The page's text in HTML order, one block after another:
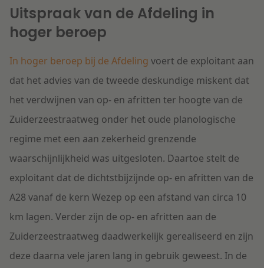
Uitspraak van de Afdeling in
hoger beroep
In hoger beroep bij de Afdeling voert de exploitant aan
dat het advies van de tweede deskundige miskent dat
het verdwijnen van op- en afritten ter hoogte van de
Zuiderzeestraatweg onder het oude planologische
regime met een aan zekerheid grenzende
waarschijnlijkheid was uitgesloten. Daartoe stelt de
exploitant dat de dichtstbijzijnde op- en afritten van de
A28 vanaf de kern Wezep op een afstand van circa 10
km lagen. Verder zijn de op- en afritten aan de
Zuiderzeestraatweg daadwerkelijk gerealiseerd en zijn
deze daarna vele jaren lang in gebruik geweest. In de